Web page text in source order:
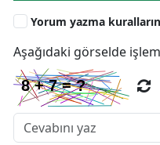
Yorum yazma
Aşağıdaki görselde